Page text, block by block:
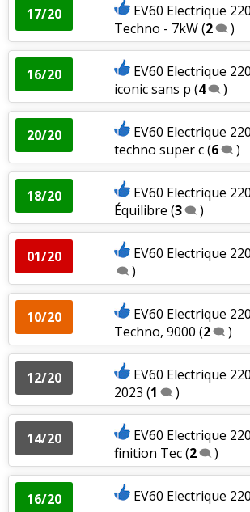
17/20
EV60 Electrique
Techno - 7kW(2 )
16/20
EV60 Electrique
iconic sans p (4 )
20/20
EV60 Electrique
techno super c(6 )
18/20
EV60 Electrique
Équilibre (3 )
01/20 EV60 Electrique
)
10/20
EV60 Electrique
Techno, 9000 (2 )
12/20
EV60 Electrique
2023 (1 )
14/20
EV60 Electrique
finition Tec(2 )
16/20 EV60 Electrique